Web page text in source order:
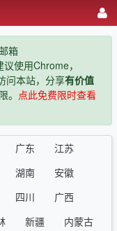
箱
使用Chrome，
问本站，分享有价值
。 点此免费限时查看
广东
江苏
湖南
安徽
四川
广西
新疆
内蒙古